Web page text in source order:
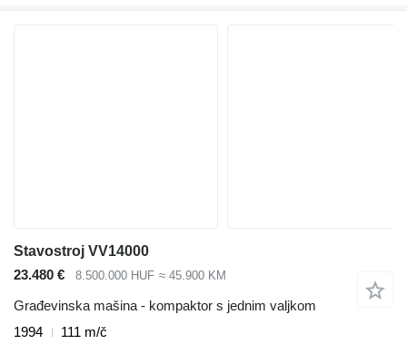
Stavostroj VV14000
23.480 €
8.500.000 HUF ≈ 45.900 KM
Građevinska mašina - kompaktor s jednim valjkom
1994
111 m/č